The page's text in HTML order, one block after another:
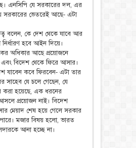
এনসিপি যে সরকারের দল, এর
সরকারের ভেতরেই আছে- এটা
বলেন, কে দেশ থেকে যাবে আর
নির্ধারণ হবে আইন দিয়ে।
অধিকার আছে প্রয়োজনে
এবং বিদেশ থেকে ফিরে আসার।
যাবেন কবে ফিরবেন- এটা তার
সাহেব যে চলে গেছেন, যে
করা হয়েছে, এক ধরনের
প্রয়োজন নাই। বিদেশ
মেয়াদ শেষ হয়ে গেলে সরকার
মজার বিষয় হলো, ভারত
আনা হচ্ছে না।